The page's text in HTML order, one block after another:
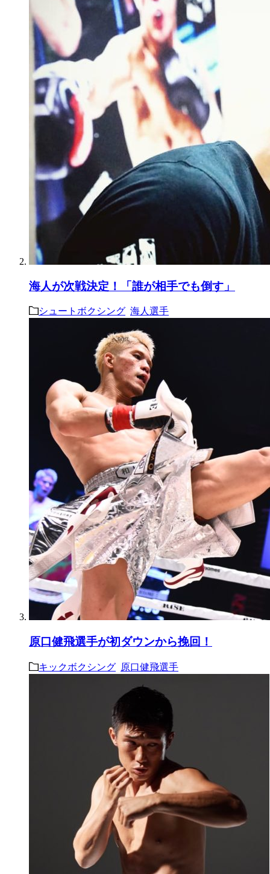
海人が次戦決定！「誰が相手でも倒す」
シュートボクシング 海人選手
原口健飛選手が初ダウンから挽回！
キックボクシング 原口健飛選手